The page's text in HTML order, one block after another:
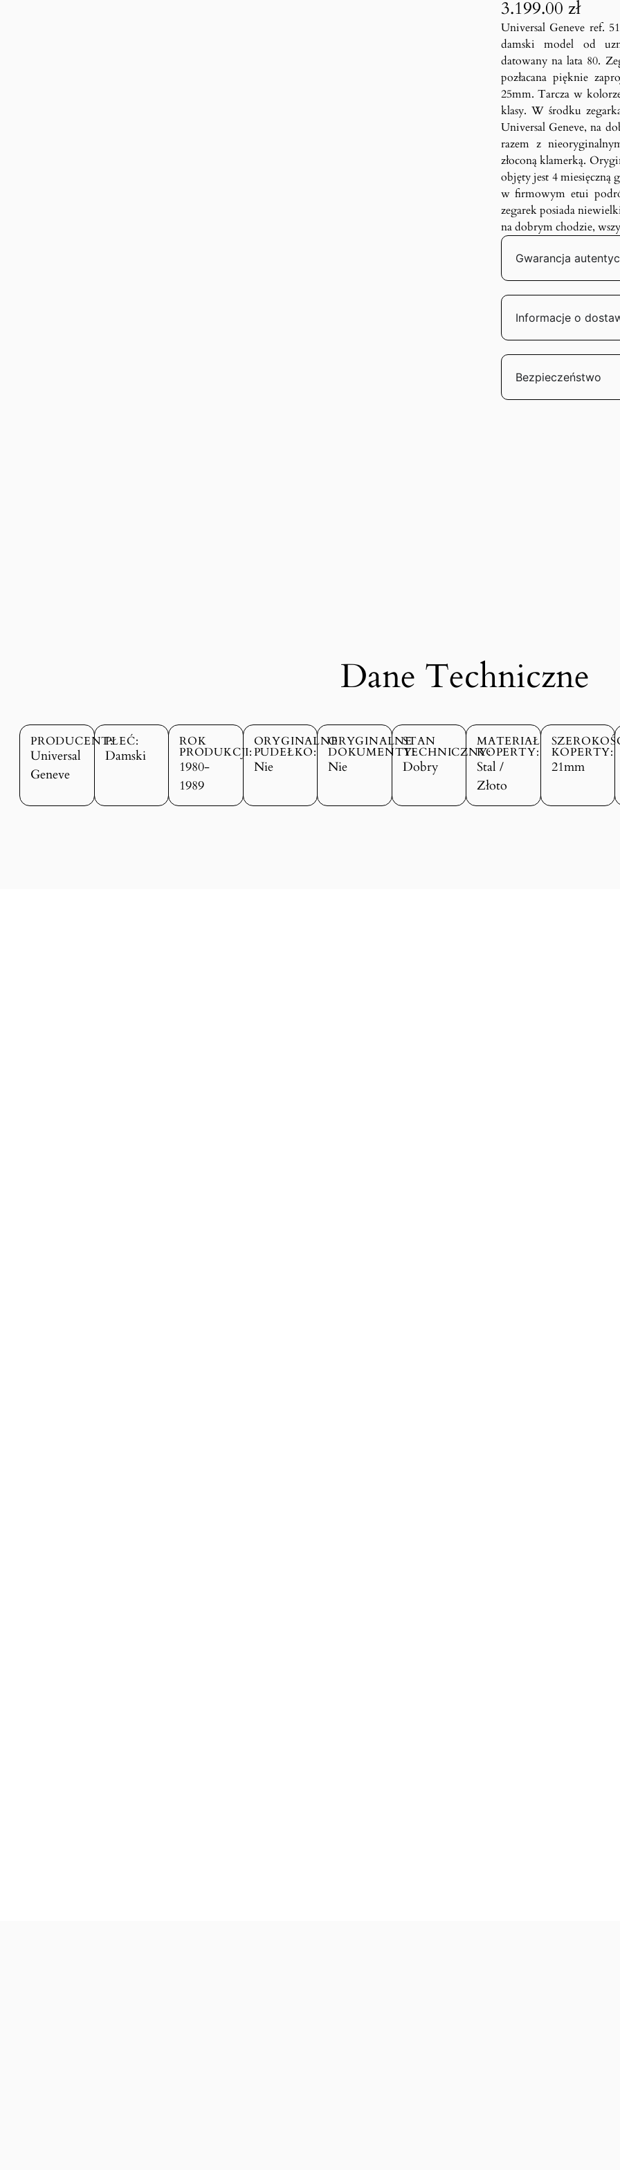
3.199.00 zł
Universal Geneve ref.
damski model od
datowany na lata 80.
pozłacana pięknie
25mm. Tarcza w
klasy. W środku
Universal Geneve, na
razem z
złoconą klamerką.
objęty jest 4 miesięczną
w firmowym etui
zegarek posiada
na dobrym chodzie,
Gwarancja
Informacje o
Bezpieczeństwo
Dane Techniczne
PRODUCENT:
Universal
Geneve
PŁEĆ:
Damski
ROK
PRODUKCJI:
1980-
1989
ORYGINALNE
PUDEŁKO:
Nie
ORYGINALNE
DOKUMENTY:
Nie
STAN
TECHNICZNY:
Dobry
MATERIAŁ
KOPERTY:
Stal /
Złoto
KOPERTY:
21mm